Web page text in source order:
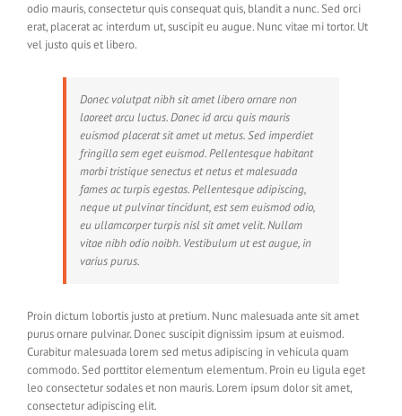
odio mauris, consectetur quis consequat quis, blandit a nunc. Sed orci
erat, placerat ac interdum ut, suscipit eu augue. Nunc vitae mi tortor. Ut
vel justo quis et libero.
Donec volutpat nibh sit amet libero ornare non
laoreet arcu luctus. Donec id arcu quis mauris
euismod placerat sit amet ut metus. Sed imperdiet
fringilla sem eget euismod. Pellentesque habitant
morbi tristique senectus et netus et malesuada
fames ac turpis egestas. Pellentesque adipiscing,
neque ut pulvinar tincidunt, est sem euismod odio,
eu ullamcorper turpis nisl sit amet velit. Nullam
vitae nibh odio noibh. Vestibulum ut est augue, in
varius purus.
Proin dictum lobortis justo at pretium. Nunc malesuada ante sit amet
purus ornare pulvinar. Donec suscipit dignissim ipsum at euismod.
Curabitur malesuada lorem sed metus adipiscing in vehicula quam
commodo. Sed porttitor elementum elementum. Proin eu ligula eget
leo consectetur sodales et non mauris. Lorem ipsum dolor sit amet,
consectetur adipiscing elit.